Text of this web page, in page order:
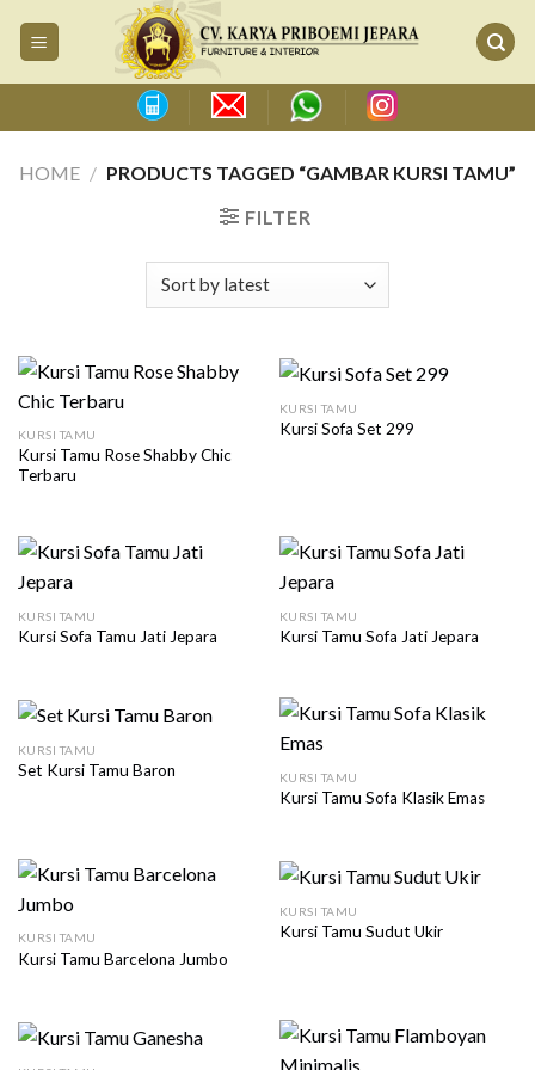
HOME / PRODUCTS TAGGED “GAMBAR KURSI TAMU”
FILTER
KURSI TAMU
Kursi Tamu Rose Shabby Chic
Terbaru
KURSI TAMU
Kursi Sofa Set 299
KURSI TAMU
Kursi Sofa Tamu Jati Jepara
KURSI TAMU
Kursi Tamu Sofa Jati Jepara
KURSI TAMU
Set Kursi Tamu Baron KURSI TAMU
Kursi Tamu Sofa Klasik Emas
KURSI TAMU
Kursi Tamu Barcelona Jumbo
KURSI TAMU
Kursi Tamu Sudut Ukir